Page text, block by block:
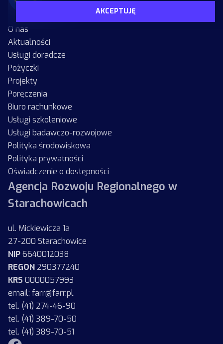
AKCEPTUJĘ
O nas
Aktualności
Usługi doradcze
Pożyczki
Projekty
Poręczenia
Biuro rachunkowe
Usługi szkoleniowe
Usługi badawczo-rozwojowe
Polityka środowiskowa
Polityka prywatności
Oświadczenie o dostępności
Agencja Rozwoju Regionalnego w
Starachowicach
ul. Mickiewicza 1a
27-200 Starachowice
NIP6640012038
REGON 290377240
KRS 0000057993
email: farr@farr.pl
tel. (41) 274-46-90
tel. (41) 389-70-50
tel. (41) 389-70-51